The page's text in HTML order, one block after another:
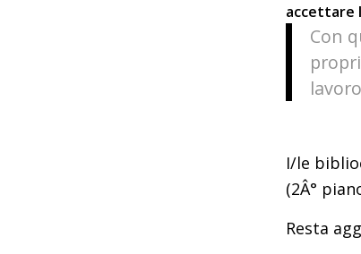
accettare
Con
I/le
(2Â°
Resta